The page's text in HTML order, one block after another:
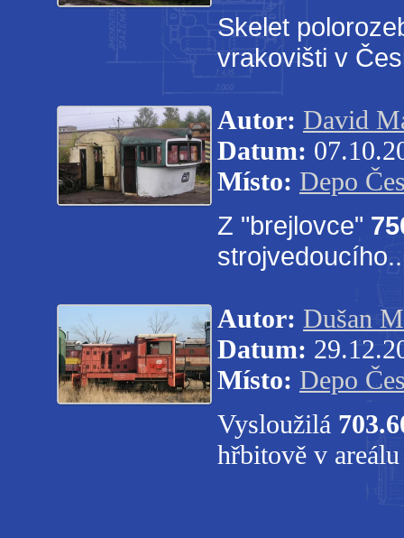
Skelet
vrakovišti v
Autor: David
Datum:
Místo: Depo
Z "brejlovce"
Autor: Dušan
Datum:
Místo: Depo
Vysloužilá
hřbitově v